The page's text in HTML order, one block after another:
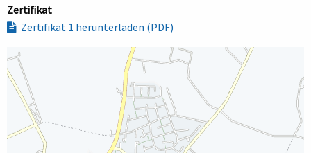
Zertifikat
Zertifikat 1 herunterladen (PDF)